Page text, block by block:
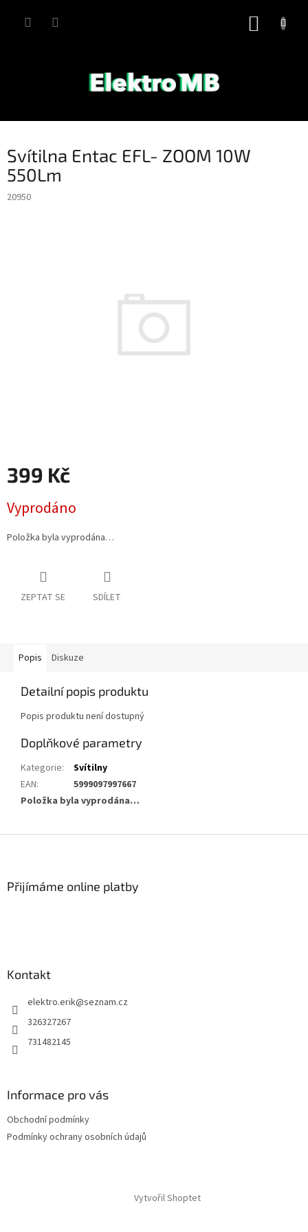
Svítilna Entac EFL- ZOOM 10W
550Lm
20950
399 Kč
cena:
Vyprodáno
Položka byla vyprodána…
ZEPTAT SE SDÍLET
Popis Diskuze
Detailní popis produktu
Popis produktu není dostupný
Doplňkové parametry
Kategorie:
Svítilny
EAN:
5999097997667
Položka byla vyprodána…
Přijímáme online platby
Kontakt
elektro.erik@seznam.cz
326327267
731482145
Informace pro vás
Obchodní podmínky
Podmínky ochrany osobních údajů
Vytvořil Shoptet